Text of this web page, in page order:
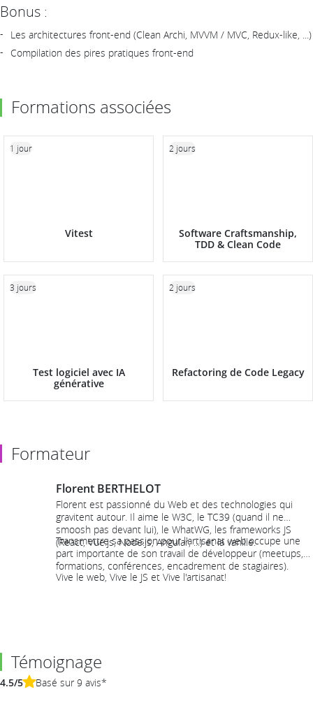
Bonus :
Les architectures front-end (Clean Archi, MVVM / MVC, Redux-like, ...)
Compilation des pires pratiques front-end
Formations associées
Vitest
1 jour
Software Craftsmanship,
TDD & Clean Code
2 jours
Test logiciel avec IA
générative
3 jours
Refactoring de Code Legacy
2 jours
Formateur
Florent BERTHELOT
Florent est passionné du Web et des technologies qui
gravitent autour. Il aime le W3C, le TC39 (quand il ne
smoosh pas devant lui), le WhatWG, les frameworks JS
(React, Vue.js, Node.js, Angular, ...) et la vanille.
Transmettre sa passion pour l'artisanat web occupe une
part importante de son travail de développeur (meetups,
formations, conférences, encadrement de stagiaires).
Vive le web, Vive le JS et Vive l'artisanat!
Témoignage
4.5/5 Basé sur 9 avis*